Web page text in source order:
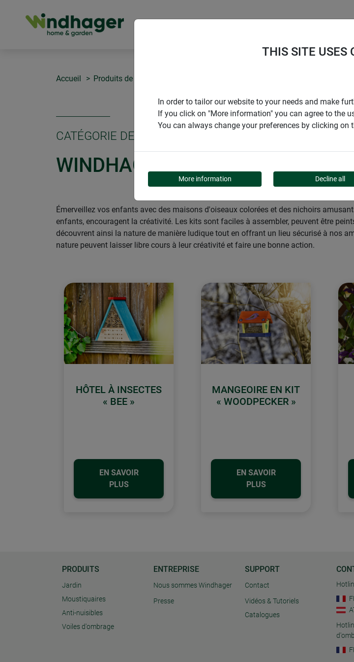
Accueil Produits de Windhager Home & Garden
CATÉGORIE DE PRODUITS
WINDHAGER ENFANTS
Émerveillez vos enfants avec des maisons d'oiseaux colorées et des nichoirs
enfants, encouragent la créativité. Les kits sont faciles à assembler, peuvent être
découvrent ainsi la nature de manière ludique tout en offrant un lieu sécurisé à nos
nature peuvent laisser libre cours à leur créativité et faire une bonne action.
HÔTEL À INSECTES
« BEE »
EN SAVOIR
PLUS
MANGEOIRE EN KIT
« WOODPECKER »
EN SAVOIR
PLUS
PRODUITS
Jardin
Moustiquaires
Anti-nuisibles
Voiles d'ombrage
ENTREPRISE
Nous sommes Windhager
Presse
SUPPORT
Contact
Vidéos & Tutoriels
Catalogues
THIS SITE USES
In order to tailor our website to your needs and make
If you click on "More information" you can agree to the
You can always change your preferences by clicking
More information Decline all